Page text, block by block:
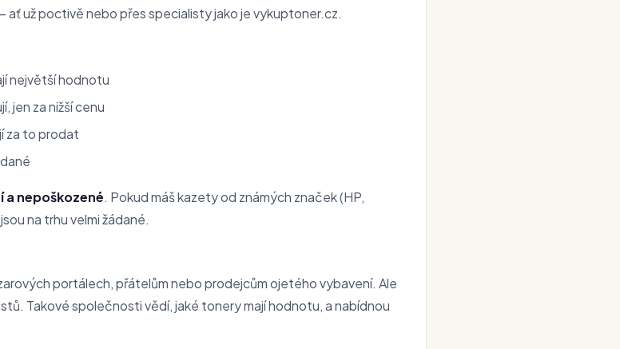
– ať už poctivě nebo přes specialisty jako je vykuptoner.cz.
největší hodnotu
jen za nižší cenu
za to prodat
a nepoškozené. Pokud máš kazety od známých značek (HP,
na trhu velmi žádané.
portálech, přátelům nebo prodejcům ojetého vybavení. Ale
Takové společnosti vědí, jaké tonery mají hodnotu, a nabídnou